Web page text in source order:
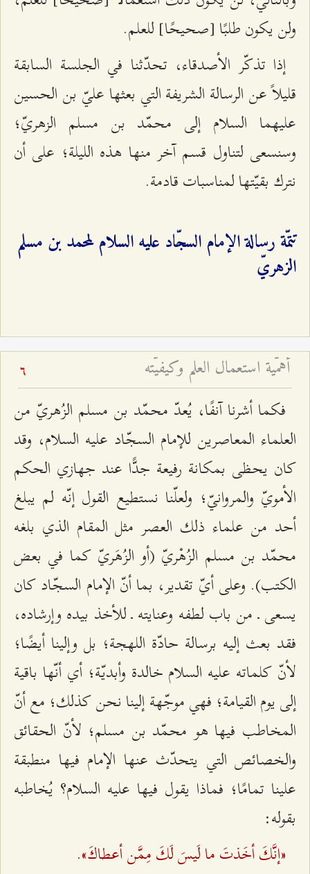
ولن يكون طلبًا [صحيحًا] للعلم.
إذا تذكّر الأصدقاء، تحدّثنا في الجلسة السابقة
قليلاً عن الرسالة الشريفة التي بعثها عليّ بن الحسين
عليهما السلام إلى محمّد بن مسلم الزهريّ؛
وسنسعى لتناول قسم آخر منها هذه الليلة؛ على أن
نترك بقيّتها لمناسبات قادمة.
تتمّة رسالة الإمام السجّاد عليه السلام لمحمد بن مسلم
الزهريّ
أهمّية استعمال العلم وكيفيّته 6
فكما أشرنا آنفًا، يُعدّ محمّد بن مسلم الزُهريّ من
العلماء المعاصرين للإمام السجّاد عليه السلام، وقد
كان يحظى بمكانة رفيعة جدًّا عند جهازي الحكم
الأمويّ والمروانيّ؛ ولعلّنا نستطيع القول إنّه لم يبلغ
أحد من علماء ذلك العصر مثل المقام الذي بلغه
محمّد بن مسلم الزُهْريّ (أو الزُهَريّ كما في بعض
الكتب). وعلى أيّ تقدير، بما أنّ الإمام السجّاد كان
يسعى ـ من باب لطفه وعنايته ـ للأخذ بيده وإرشاده،
فقد بعث إليه برسالة حادّة اللهجة؛ بل وإلينا أيضًا؛
لأنّ كلماته عليه السلام خالدة وأبديّة؛ أي أنّها باقية
إلى يوم القيامة؛ فهي موجّهة إلينا نحن كذلك؛ مع أنّ
المخاطب فيها هو محمّد بن مسلم؛ لأنّ الحقائق
والخصائص التي يتحدّث عنها الإمام فيها منطبقة
علينا تمامًا؛ فماذا يقول فيها عليه السلام؟ يُخاطبه
بقوله:
«إنَّكَ أخَذتَ ما لَيسَ لَكَ مِمَّن أعطاكَ».